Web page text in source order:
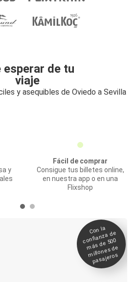
esperar de tu
viaje
y asequibles de Oviedo a Sevilla
y
Fácil de comprar
Consigue tus billetes online,
en nuestra app o en una
Flixshop
Con la
confianza de
más de 500
millones de
pasajeros